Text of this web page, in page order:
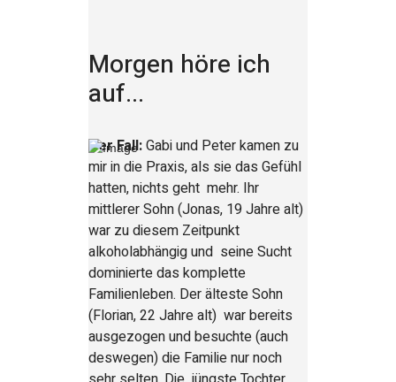
Morgen höre ich
auf...
Der Fall:Gabi und Peter kamen zu
mir in die Praxis, als sie das Gefühl
hatten, nichts geht mehr. Ihr
mittlerer Sohn (Jonas, 19 Jahre alt)
war zu diesem Zeitpunkt
alkoholabhängig und seine Sucht
dominierte das komplette
Familienleben. Der älteste Sohn
(Florian, 22 Jahre alt) war bereits
ausgezogen und besuchte (auch
deswegen) die Familie nur noch